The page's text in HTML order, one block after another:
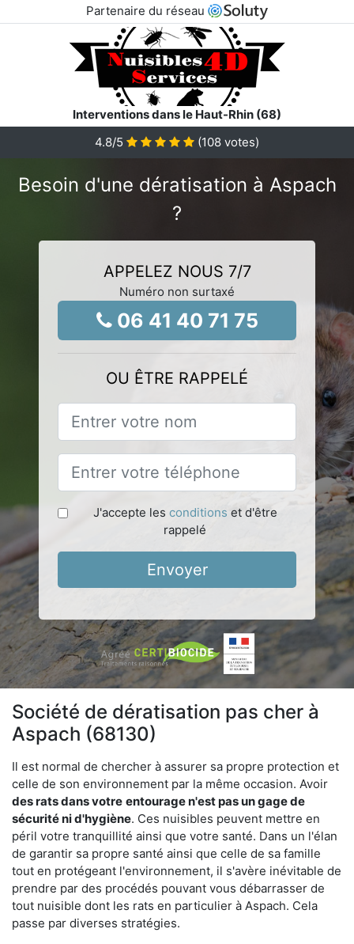
Partenaire du réseau
Interventions dans le Haut-Rhin (68)
4.8/5 (108 votes)
Besoin d'une dératisation à Aspach
?
APPELEZ NOUS 7/7
Numéro non surtaxé
06 41 40 71 75
OU ÊTRE RAPPELÉ
J'accepte les conditions et d'être
rappelé
Envoyer
Société de dératisation pas cher à
Aspach (68130)
Il est normal de chercher à assurer sa propre protection et
celle de son environnement par la même occasion. Avoir
des rats dans votre entourage n'est pas un gage de
sécurité ni d'hygiène. Ces nuisibles peuvent mettre en
péril votre tranquillité ainsi que votre santé. Dans un l'élan
de garantir sa propre santé ainsi que celle de sa famille
tout en protégeant l'environnement, il s'avère inévitable de
prendre par des procédés pouvant vous débarrasser de
tout nuisible dont les rats en particulier à Aspach. Cela
passe par diverses stratégies.